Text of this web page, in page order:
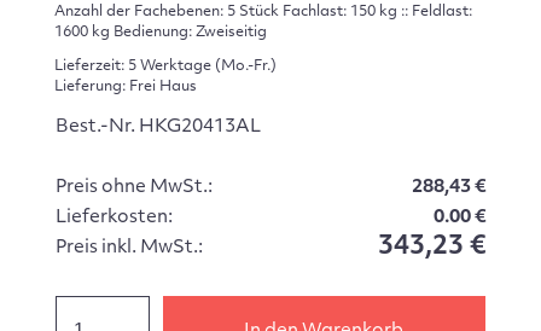
Anzahl der Fachebenen: 5 Stück Fachlast: 150 kg :: Feldlast:
1600 kg Bedienung: Zweiseitig
Lieferzeit: 5 Werktage (Mo.-Fr.)
Lieferung: Frei Haus
Best.-Nr. HKG20413AL
Preis ohne MwSt.:
288,43 €
Lieferkosten:
0.00 €
Preis inkl. MwSt.:
343,23 €